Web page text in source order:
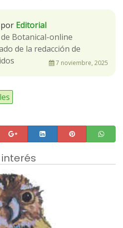
Editorial
Botanical-online
de la redacción de
7 noviembre, 2025